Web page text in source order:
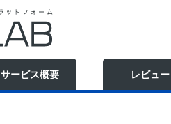
サービス概要 レビュー